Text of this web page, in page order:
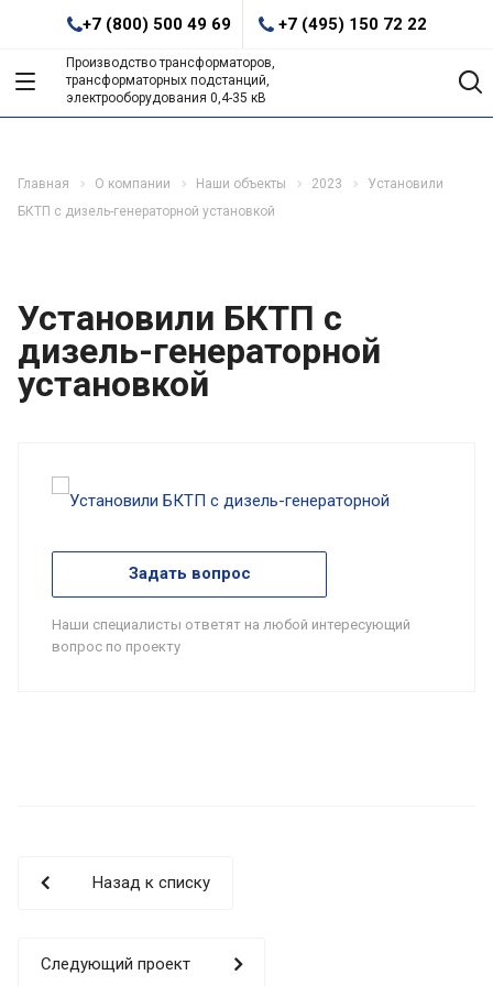
+7 (800) 500 49 69 +7 (495) 150 72 22
Производство трансформаторов,
трансформаторных подстанций,
электрооборудования 0,4-35 кВ
Главная О компании Наши объекты 2023
Установили
БКТП с дизель-генераторной установкой
Установили БКТП с
дизель-генераторной
установкой
Задать вопрос
Наши специалисты ответят на любой интересующий
вопрос по проекту
Назад к списку
Следующий проект